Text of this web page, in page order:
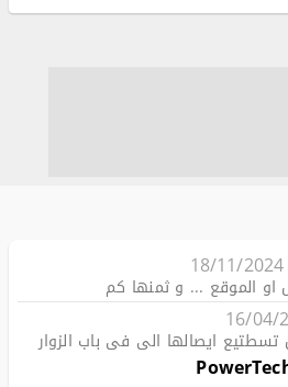
18/11/2024
او الموقع ... و ثمنها كم
16/04/
ايصالها الي في باب الزوار